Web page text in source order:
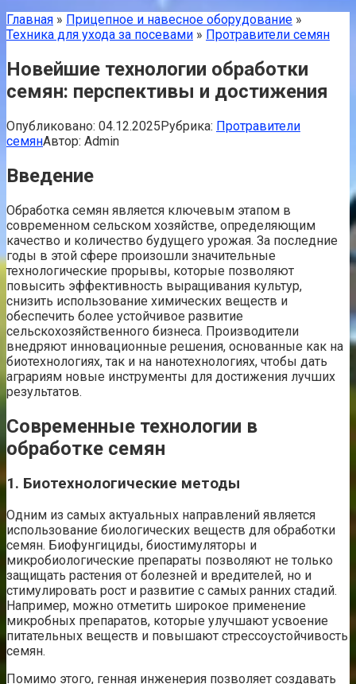
Главная » Прицепное и навесное оборудование »
Техника для ухода за посевами » Протравители семян
Новейшие технологии обработки
семян: перспективы и достижения
Опубликовано: 04.12.2025Рубрика: Протравители
семянАвтор: Admin
Введение
Обработка семян является ключевым этапом в
современном сельском хозяйстве, определяющим
качество и количество будущего урожая. За последние
годы в этой сфере произошли значительные
технологические прорывы, которые позволяют
повысить эффективность выращивания культур,
снизить использование химических веществ и
обеспечить более устойчивое развитие
сельскохозяйственного бизнеса. Производители
внедряют инновационные решения, основанные как на
биотехнологиях, так и на нанотехнологиях, чтобы дать
аграриям новые инструменты для достижения лучших
результатов.
Современные технологии в
обработке семян
1. Биотехнологические методы
Одним из самых актуальных направлений является
использование биологических веществ для обработки
семян. Биофунгициды, биостимуляторы и
микробиологические препараты позволяют не только
защищать растения от болезней и вредителей, но и
стимулировать рост и развитие с самых ранних стадий.
Например, можно отметить широкое применение
микробных препаратов, которые улучшают усвоение
питательных веществ и повышают стрессоустойчивость
семян.
Помимо этого, генная инженерия позволяет создавать